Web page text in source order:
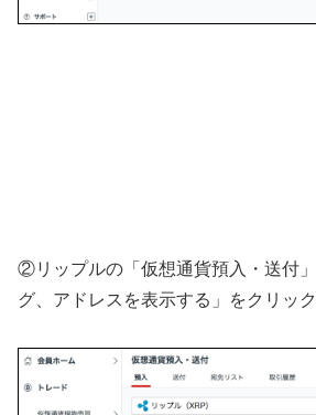
②リップルの「仮想通貨預入・送付
グ、アドレスを表示する」をクリック